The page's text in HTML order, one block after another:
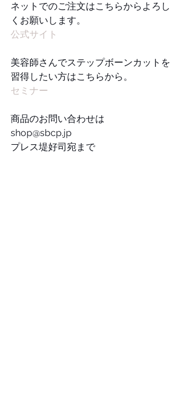
ネットでのご注文はこちらからよろし
くお願いします。
公式サイト
美容師さんでステップボーンカットを
習得したい方はこちらから。
セミナー
商品のお問い合わせは
shop@sbcp.jp
プレス堤好司宛まで